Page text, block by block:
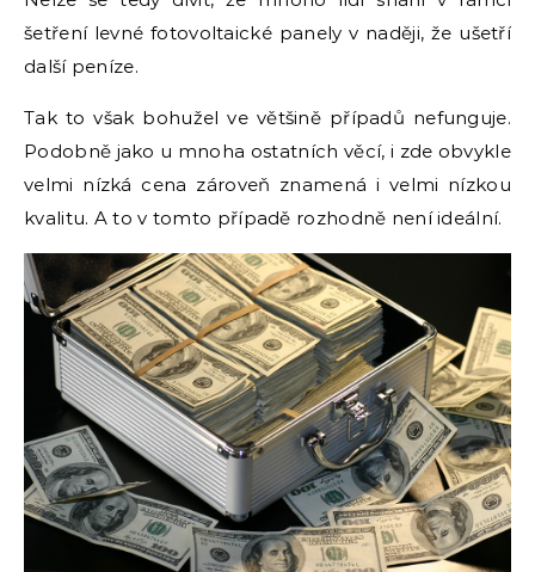
šetření levné fotovoltaické panely v naději, že ušetří
další peníze.
Tak to však bohužel ve většině případů nefunguje.
Podobně jako u mnoha ostatních věcí, i zde obvykle
velmi nízká cena zároveň znamená i velmi nízkou
kvalitu. A to v tomto případě rozhodně není ideální.